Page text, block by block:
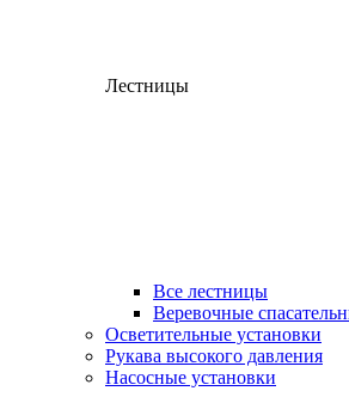
Лестницы
Все лестницы
Веревочные
Осветительные установки
Рукава высокого давления
Насосные установки